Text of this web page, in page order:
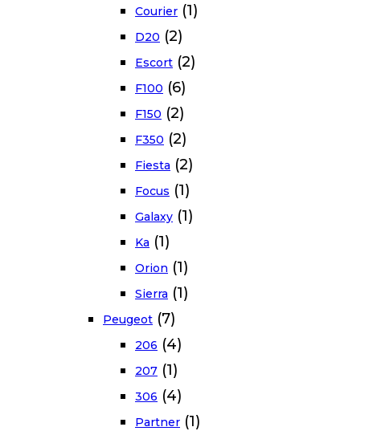
Courier (1)
D20 (2)
Escort (2)
F100 (6)
F150 (2)
F350 (2)
Fiesta (2)
Focus (1)
Galaxy (1)
Ka (1)
Orion (1)
Sierra (1)
Peugeot (7)
206 (4)
207 (1)
306 (4)
Partner (1)